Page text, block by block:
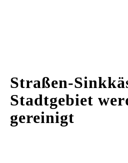
Straßen-
Stadtgebiet
gereinigt